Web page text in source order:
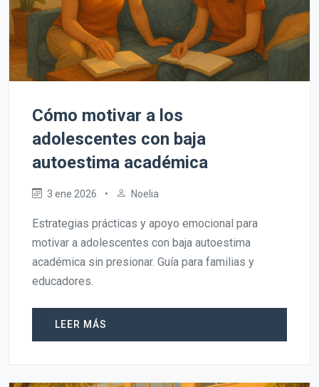
Cómo motivar a los
adolescentes con baja
autoestima académica
3 ene 2026 • Noelia
Estrategias prácticas y apoyo emocional para
motivar a adolescentes con baja autoestima
académica sin presionar. Guía para familias y
educadores.
LEER MÁS